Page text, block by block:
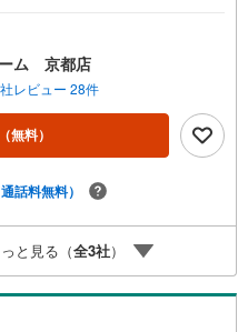
面式キッチンでお子様の様子を
「川口公園」徒歩5分！お子様の
つきアクセス良好の好立地 立
8分・皇子山中学校まで徒歩約18
お金の扱い方のプロ、ファイナン
画をサポート！2.買い替えなど
金利になるように審査が可能！
がご提案！5.定期的にご連絡を
ポートいたします弊社は専門家
め、より多くの知見がございま
さい！
ーム 京都店
レビュー 28件
（無料）
通話料無料）
と見る（全3社）